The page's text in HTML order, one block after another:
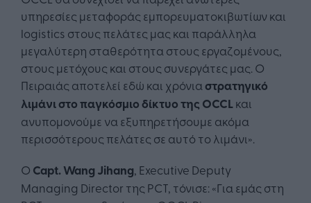
υπηρεσίες μεταφοράς εμπορευματοκιβωτίων και
logistics στους πελάτες μας και παράλληλα
μεγαλύτερη σταθερότητα στους εργαζομένους,
στους μετόχους και στους συνεργάτες μας. Ο
Πειραιάς αποτελεί εδώ και χρόνιαστρατηγικό
λιμάνι στο παγκόσμιο δίκτυο της OCCLκαι
ανυπομονούμε να εξυπηρετήσουμε ακόμα
περισσότερους πελάτες σε αυτό το λιμάνι».
O Capt. Wang Jihang, Executive Deputy
Managing Director της PCT, τόνισε: «Για εμάς στη